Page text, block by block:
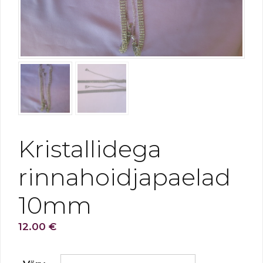
Kristallidega
rinnahoidjapaelad
10mm
12.00 €